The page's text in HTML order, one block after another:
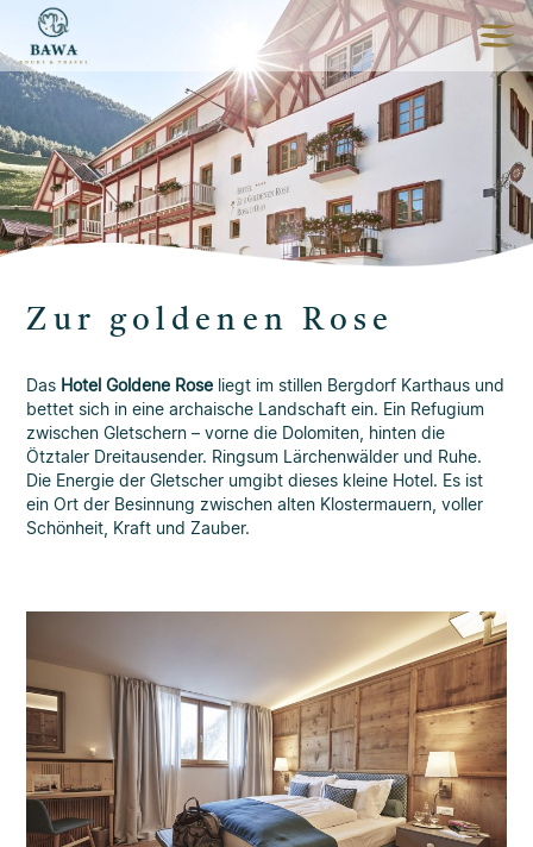
Zur goldenen Rose
Das Hotel Goldene Rose liegt im stillen Bergdorf Karthaus und
bettet sich in eine archaische Landschaft ein. Ein Refugium
zwischen Gletschern – vorne die Dolomiten, hinten die
Ötztaler Dreitausender. Ringsum Lärchenwälder und Ruhe.
Die Energie der Gletscher umgibt dieses kleine Hotel. Es ist
ein Ort der Besinnung zwischen alten Klostermauern, voller
Schönheit, Kraft und Zauber.